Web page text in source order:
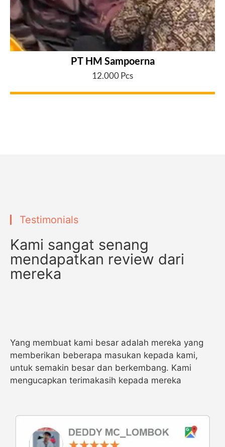
PT HM Sampoerna
12.000 Pcs
Testimonials
Kami sangat senang
mendapatkan review dari
mereka
Yang membuat kami besar adalah mereka yang
memberikan beberapa masukan kepada kami,
untuk semakin besar dan berkembang. Kami
mengucapkan terimakasih kepada mereka